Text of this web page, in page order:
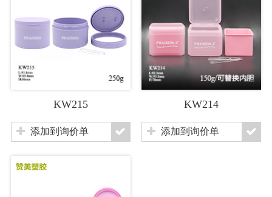
KW215
添加到询价单
KW214
添加到询价单